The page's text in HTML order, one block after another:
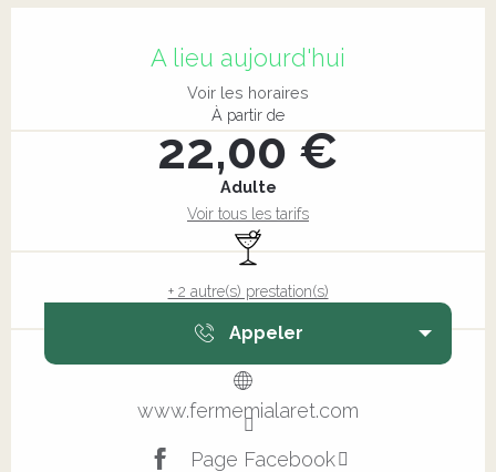
A lieu aujourd'hui
Voir les horaires
À partir de
22,00 €
Adulte
Voir tous les tarifs
Bar / Buvette
+ 2 autre(s) prestation(s)
Appeler
www.fermemialaret.com
Page Facebook